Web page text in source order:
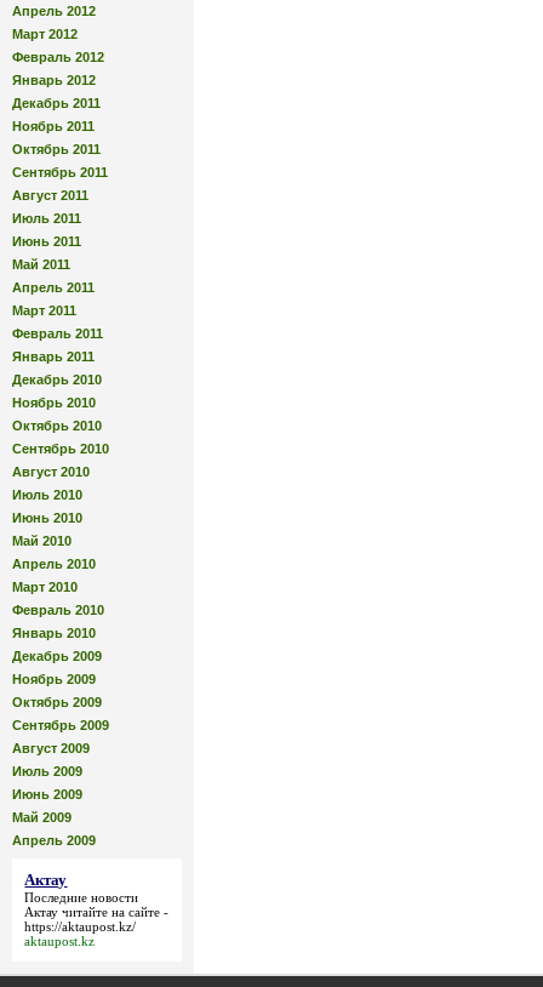
Апрель 2012
Март 2012
Февраль 2012
Январь 2012
Декабрь 2011
Ноябрь 2011
Октябрь 2011
Сентябрь 2011
Август 2011
Июль 2011
Июнь 2011
Май 2011
Апрель 2011
Март 2011
Февраль 2011
Январь 2011
Декабрь 2010
Ноябрь 2010
Октябрь 2010
Сентябрь 2010
Август 2010
Июль 2010
Июнь 2010
Май 2010
Апрель 2010
Март 2010
Февраль 2010
Январь 2010
Декабрь 2009
Ноябрь 2009
Октябрь 2009
Сентябрь 2009
Август 2009
Июль 2009
Июнь 2009
Май 2009
Апрель 2009
Актау
Последние новости
Актау читайте на сайте -
https://aktaupost.kz/
aktaupost.kz